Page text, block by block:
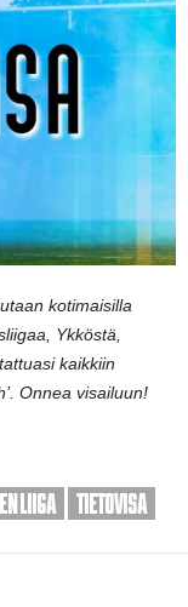
kotimaisilla
Ykköstä,
kaikkiin
Onnea visailuun!
LIIGA
TIETOVISA